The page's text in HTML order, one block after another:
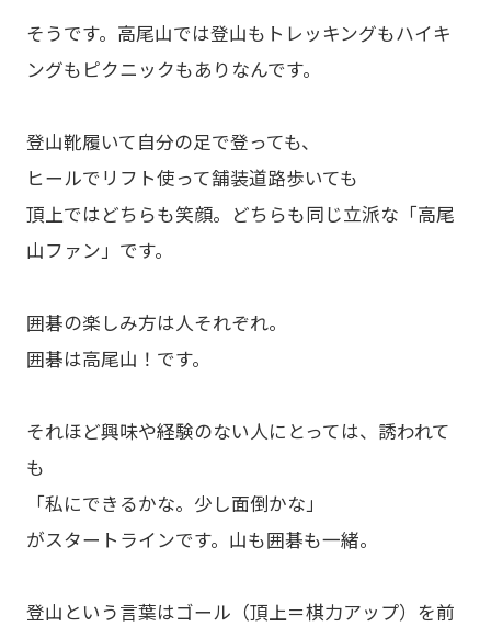
そうです。高尾山では登山もトレッキングもハイキ
ングもピクニックもありなんです。
登山靴履いて自分の足で登っても、
ヒールでリフト使って舗装道路歩いても
頂上ではどちらも笑顔。どちらも同じ立派な「高尾
山ファン」です。
囲碁の楽しみ方は人それぞれ。
囲碁は高尾山！です。
それほど興味や経験のない人にとっては、誘われて
も
「私にできるかな。少し面倒かな」
がスタートラインです。山も囲碁も一緒。
登山という言葉はゴール（頂上＝棋力アップ）を前